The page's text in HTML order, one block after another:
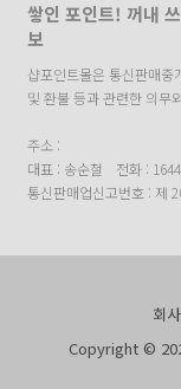
쌓인 포인트! 꺼내
보
샵포인트몰은 통신판매
및 환불 등과 관련한 의무
주소 :
대표 : 송순철
전화 :
통신판매업신고번호 : 제
회
Copyright ©